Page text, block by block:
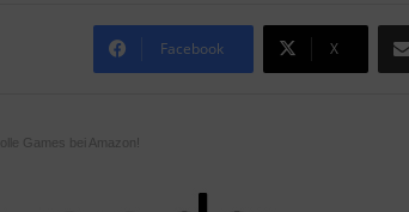
Facebook X
Games bei Amazon!